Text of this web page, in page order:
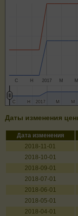
2017
С Н М М
2017
2017
С
С НН М
М М
М
Даты изменения
Дата изменения
2018-11-01
2018-10-01
2018-09-01
2018-07-01
2018-06-01
2018-05-01
2018-04-01